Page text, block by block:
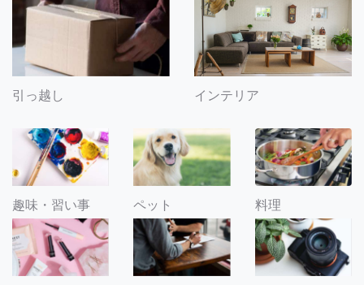
引っ越し インテリア
趣味・習い事 ペット 料理